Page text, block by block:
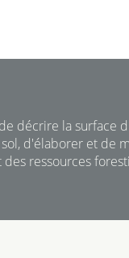
décrire la surface
d'élaborer et de
ressources